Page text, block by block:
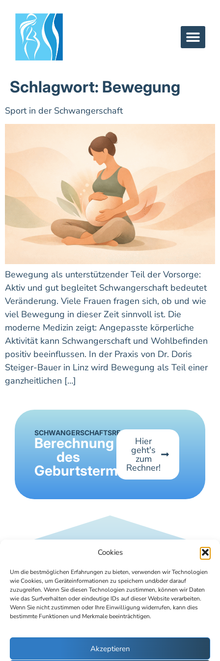
Cookies
Um die bestmöglichen Erfahrungen zu bieten, verwenden wir Technologien
wie Cookies, um Geräteinformationen zu speichern und/oder darauf
zuzugreifen. Wenn Sie diesen Technologien zustimmen, können wir Daten
wie das Surfverhalten oder eindeutige IDs auf dieser Website verarbeiten.
Wenn Sie nicht zustimmen oder Ihre Einwilligung widerrufen, kann dies
bestimmte Funktionen und Merkmale beeinträchtigen.
Akzeptieren
Schlagwort: Bewegung
Sport in der Schwangerschaft
Bewegung als unterstützender Teil der Vorsorge:
Aktiv und gut begleitet Schwangerschaft bedeutet
Veränderung. Viele Frauen fragen sich, ob und wie
viel Bewegung in dieser Zeit sinnvoll ist. Die
moderne Medizin zeigt: Angepasste körperliche
Aktivität kann Schwangerschaft und Wohlbefinden
positiv beeinflussen. In der Praxis von Dr. Doris
Steiger-Bauer in Linz wird Bewegung als Teil einer
ganzheitlichen […]
SCHWANGERSCHAFTSRECHNER
Berechnung
des
Geburtstermins
Hier
geht's
zum
Rechner!